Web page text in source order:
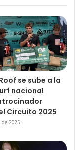
se sube a la
nacional
Circuito 2025
2025